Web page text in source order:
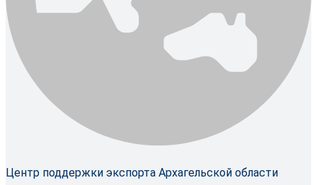
Центр поддержки экспорта Архагельской области